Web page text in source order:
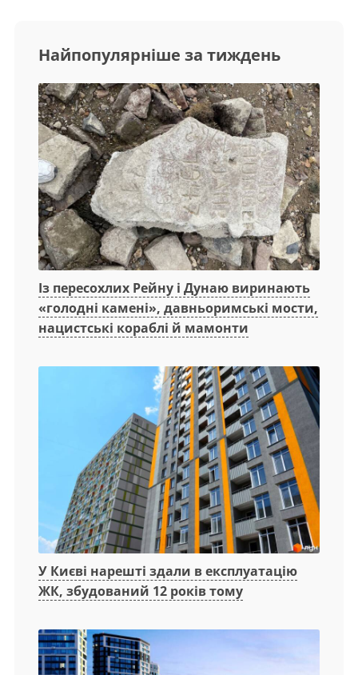
Найпопулярніше за тиждень
Із пересохлих Рейну і Дунаю виринають
«голодні камені», давньоримські мости,
нацистські кораблі й мамонти
У Києві нарешті здали в експлуатацію
ЖК, збудований 12 років тому